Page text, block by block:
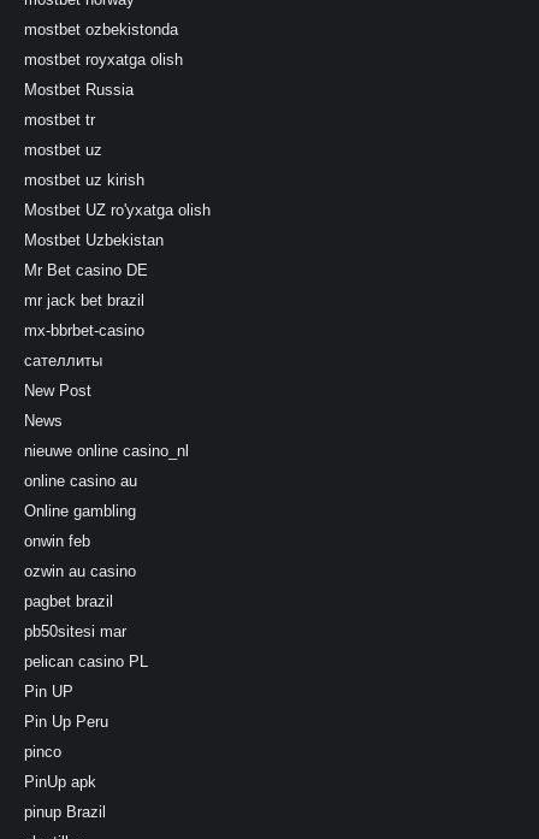
mostbet ozbekistonda
mostbet royxatga olish
Mostbet Russia
mostbet tr
mostbet uz
mostbet uz kirish
Mostbet UZ ro'yxatga olish
Mostbet Uzbekistan
Mr Bet casino DE
mr jack bet brazil
mx-bbrbet-casino
сателлиты
New Post
News
nieuwe online casino_nl
online casino au
Online gambling
onwin feb
ozwin au casino
pagbet brazil
pb50sitesi mar
pelican casino PL
Pin UP
Pin Up Peru
pinco
PinUp apk
pinup Brazil